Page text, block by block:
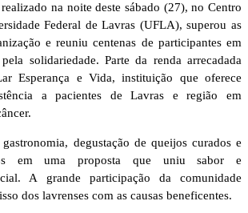
na noite deste sábado (27), no Centro
Federal de Lavras (UFLA), superou as
e reuniu centenas de participantes em
solidariedade. Parte da renda arrecadada
Esperança e Vida, instituição que oferece
a pacientes de Lavras e região em
degustação de queijos curados e
em uma proposta que uniu sabor e
A grande participação da comunidade
dos lavrenses com as causas beneficentes.